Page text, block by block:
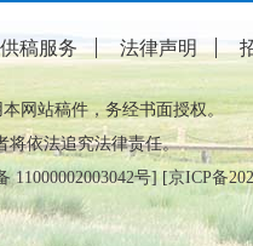
供稿服务 法律声明
网站稿件，务经书面授权。
将依法追究法律责任。
11000002003042号] [京ICP备